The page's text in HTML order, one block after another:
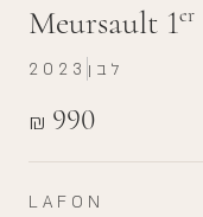
Meursault 1er
₪ 990
2023 לבן
LAFON